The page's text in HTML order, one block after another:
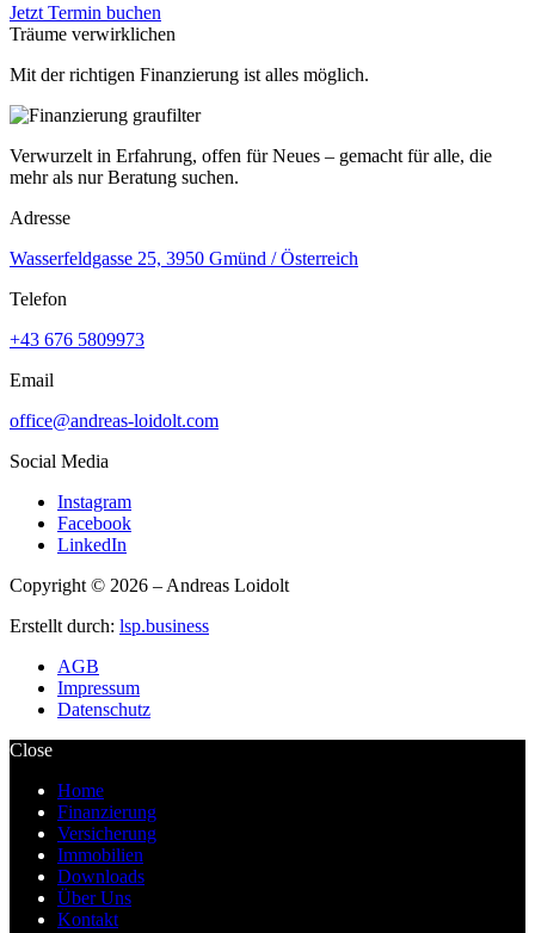
Jetzt Termin buchen
Träume verwirklichen
Mit der richtigen Finanzierung ist alles möglich.
Verwurzelt in Erfahrung, offen für Neues – gemacht für alle, die
mehr als nur Beratung suchen.
Adresse
Wasserfeldgasse 25, 3950 Gmünd / Österreich
Telefon
+43 676 5809973
Email
office@andreas-loidolt.com
Social Media
Instagram
Facebook
LinkedIn
Copyright © 2026 – Andreas Loidolt
Erstellt durch: lsp.business
AGB
Impressum
Datenschutz
Close
Home
Finanzierung
Versicherung
Immobilien
Downloads
Über Uns
Kontakt